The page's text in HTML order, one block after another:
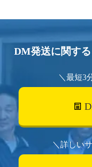
DM発送に関す
＼最短3
＼詳しい